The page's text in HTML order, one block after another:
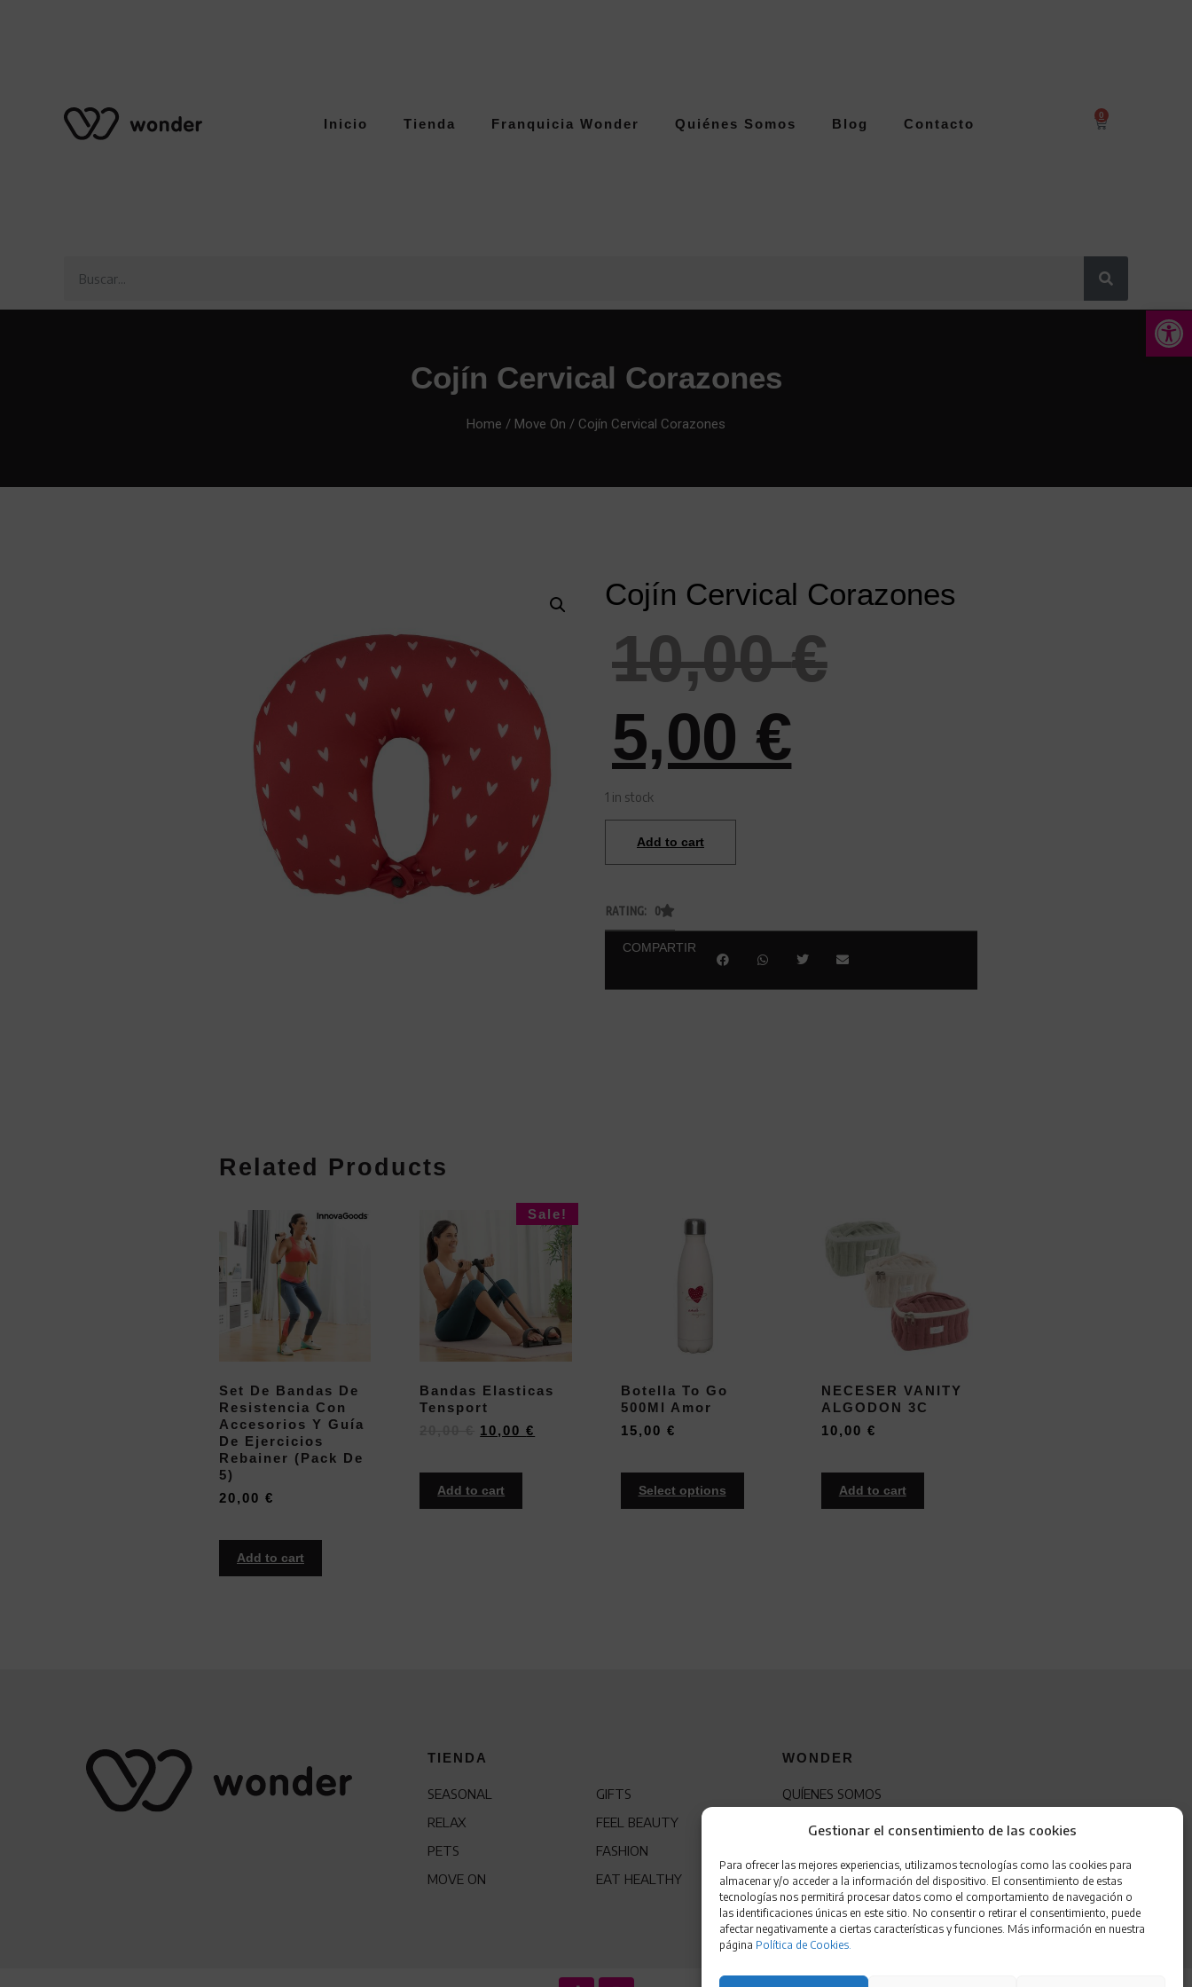
Abrir
Gestionar el consentimiento de las cookies
Para ofrecer las mejores experiencias, utilizamos tecnologías como las cookies para
almacenar y/o acceder a la información del dispositivo. El consentimiento de estas
tecnologías nos permitirá procesar datos como el comportamiento de navegación o
las identificaciones únicas en este sitio. No consentir o retirar el consentimiento, puede
afectar negativamente a ciertas características y funciones. Más información en nuestra
página Política de Cookies.
Inicio Tienda Franquicia Wonder Quiénes Somos Blog Contacto
0
Cojín Cervical Corazones
Home / Move On / Cojín Cervical Corazones
Cojín Cervical Corazones
10,00€
5,00 €
1 in stock
Add to cart
RATING: 0
COMPARTIR
Related Products
Set De Bandas De
Resistencia Con
Accesorios Y Guía
De Ejercicios
Rebainer (pack De
5)
20,00 €
Add to cart
Sale!
Bandas Elasticas
Tensport
10,00€
Add to cart
Botella To Go
500Ml Amor
15,00 €
Select options
NECESER VANITY
ALGODON 3C
10,00 €
Add to cart
TIENDA
SEASONAL
RELAX
PETS
MOVE ON
GIFTS
FEEL BEAUTY
FASHION
EAT HEALTHY
WONDER
QUÍENES SOMOS